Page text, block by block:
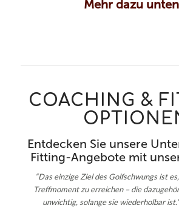
Mehr dazu
COACHING &
Entdecken Sie unsere
Fitting-Angebote mit
“Das einzige Ziel des Golfschwungs ist
Treffmoment zu erreichen – die
unwichtig, solange sie wiederholbar